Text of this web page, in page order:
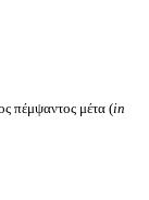
πέμψαντος μέτα (in